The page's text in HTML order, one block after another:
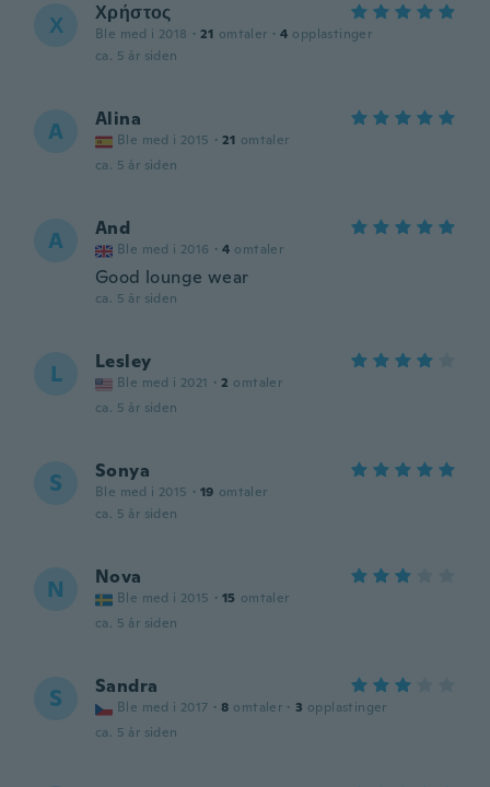
Χ Χρήστος
Ble med i 2018 · 21 omtaler · 4 opplastinger
ca. 5 år siden
A Alina
Ble med i 2015 · 21 omtaler
ca. 5 år siden
A And
Ble med i 2016 · 4 omtaler
Good lounge wear
ca. 5 år siden
L Lesley
Ble med i 2021 · 2 omtaler
ca. 5 år siden
S Sonya
Ble med i 2015 · 19 omtaler
ca. 5 år siden
N Nova
Ble med i 2015 · 15 omtaler
ca. 5 år siden
S Sandra
Ble med i 2017 · 8 omtaler · 3 opplastinger
ca. 5 år siden